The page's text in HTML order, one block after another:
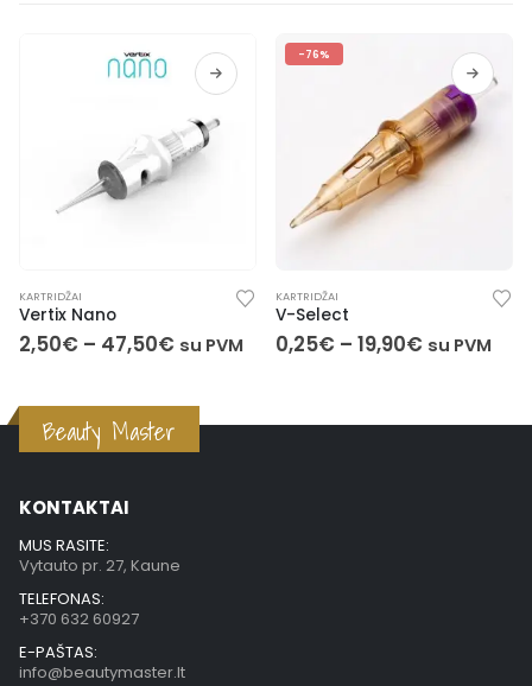
KARTRIDŽAI
Vertix Nano
2,50€ – 47,50€ su PVM
-76%
KARTRIDŽAI
V-Select
0,25€ – 19,90€ su PVM
Beauty Master
KONTAKTAI
MUS RASITE:
Vytauto pr. 27, Kaune
TELEFONAS:
+370 632 60927
E-PAŠTAS:
info@beautymaster.lt